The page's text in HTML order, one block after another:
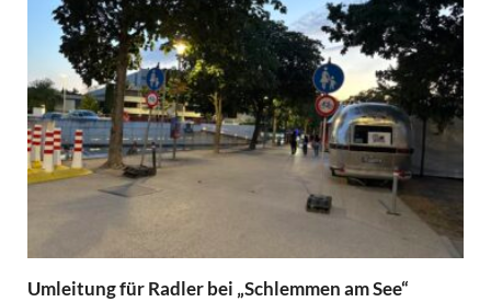
Umleitung für Radler bei „Schlemmen am See“